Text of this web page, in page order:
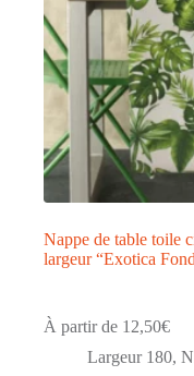
produit
Nappe de table toile
largeur “Exotica
À partir de 12,50€
Largeur 180,